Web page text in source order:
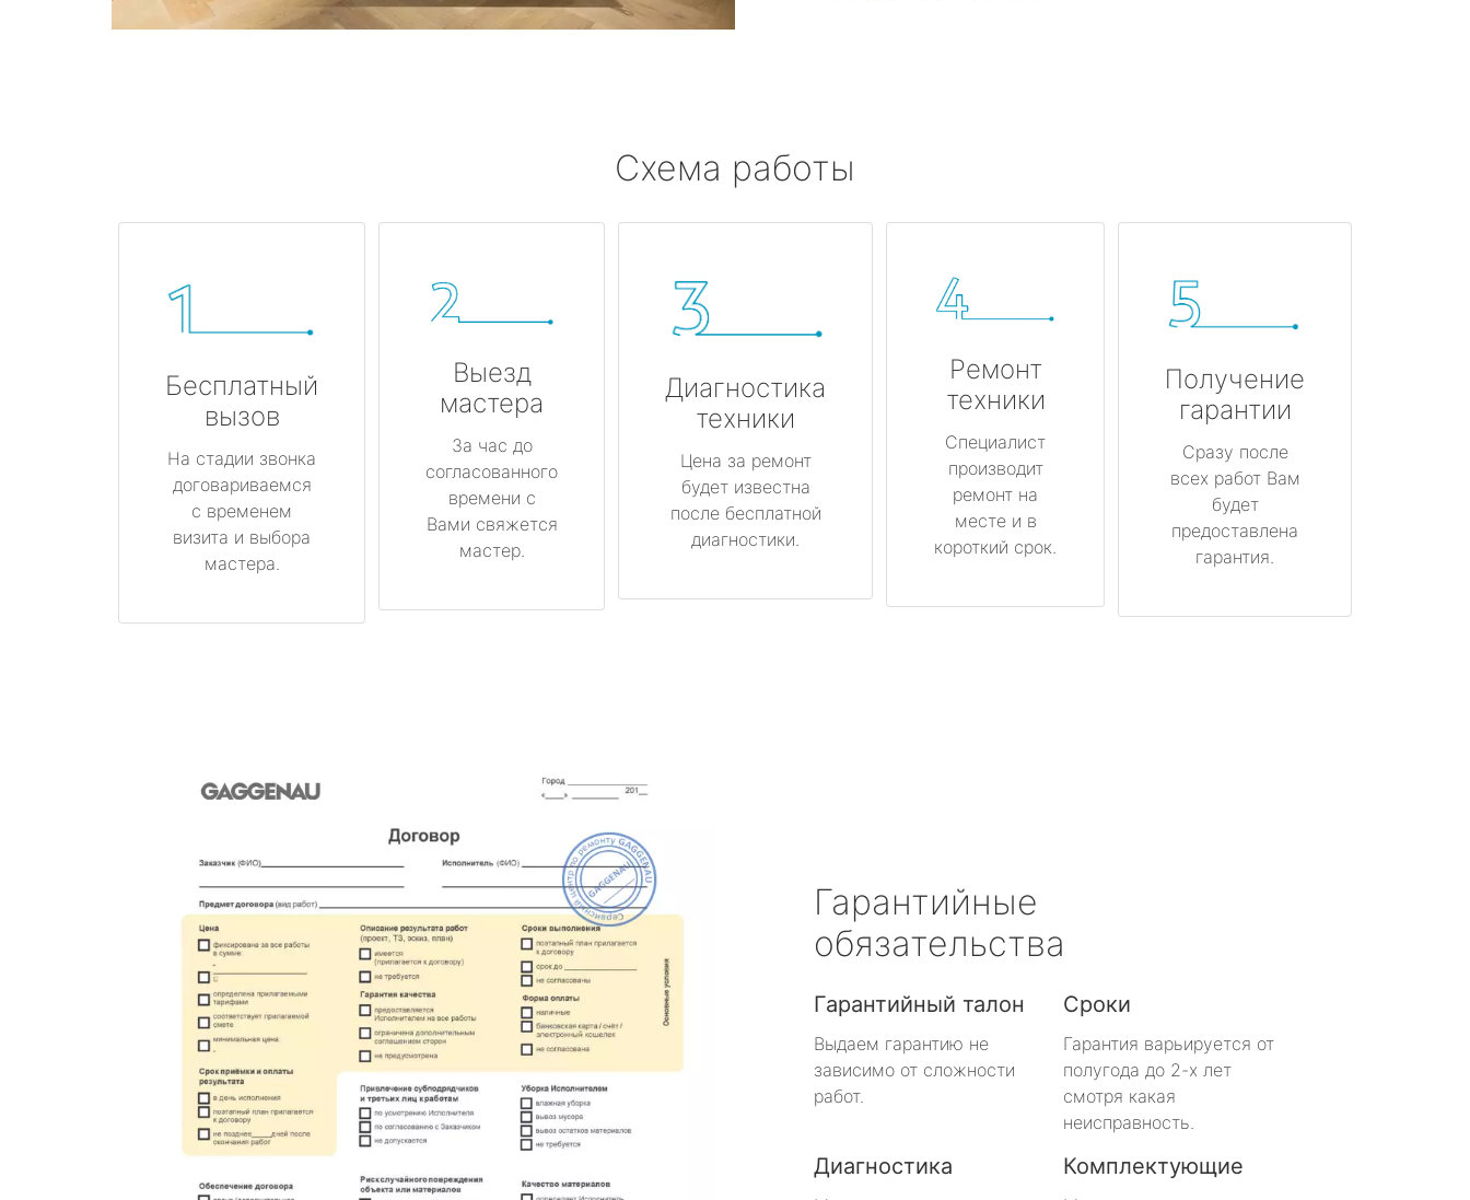
Схема работы
Бесплатный
вызов
На стадии звонка
договариваемся
с временем
визита и выбора
мастера.
Выезд
мастера
За час до
согласованного
времени с
Вами свяжется
мастер.
Диагностика
техники
Цена за ремонт
будет известна
после бесплатной
диагностики.
Ремонт
техники
Специалист
производит
ремонт на
месте и в
короткий срок.
Получение
гарантии
Сразу после
всех работ Вам
будет
предоставлена
гарантия.
Гарантийные
обязательства
Гарантийный талон
Выдаем гарантию не
зависимо от сложности
работ.
Сроки
Гарантия варьируется от
полугода до 2-х лет
смотря какая
неисправность.
Диагностика Комплектующие